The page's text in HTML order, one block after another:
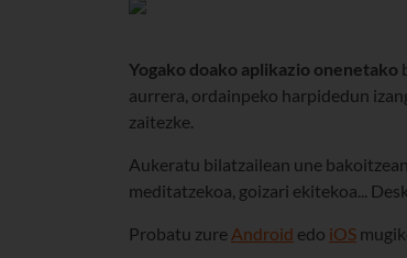
Yogako doako aplikazio onenetako
aurrera, ordainpeko harpidedun
zaitezke.
Aukeratu bilatzailean une
meditatzekoa, goizari ekitekoa...
Probatu zure Android edo iOS